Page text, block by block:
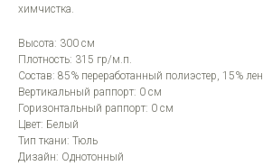
химчистка.
Высота: 300 см
Плотность: 315 гр/м.п.
Состав: 85% переработанный полиэстер, 15% лен
Вертикальный раппорт: 0 см
Горизонтальный раппорт: 0 см
Цвет: Белый
Тип ткани: Тюль
Дизайн: Однотонный